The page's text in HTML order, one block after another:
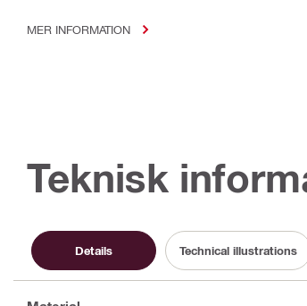
MER INFORMATION
Teknisk
Details Technical illustrations